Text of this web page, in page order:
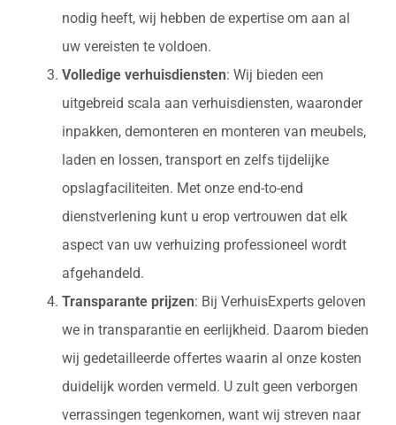
nodig heeft, wij hebben de expertise om aan al
uw vereisten te voldoen.
Volledige verhuisdiensten: Wij bieden een
uitgebreid scala aan verhuisdiensten, waaronder
inpakken, demonteren en monteren van meubels,
laden en lossen, transport en zelfs tijdelijke
opslagfaciliteiten. Met onze end-to-end
dienstverlening kunt u erop vertrouwen dat elk
aspect van uw verhuizing professioneel wordt
afgehandeld.
Transparante prijzen: Bij VerhuisExperts geloven
we in transparantie en eerlijkheid. Daarom bieden
wij gedetailleerde offertes waarin al onze kosten
duidelijk worden vermeld. U zult geen verborgen
verrassingen tegenkomen, want wij streven naar